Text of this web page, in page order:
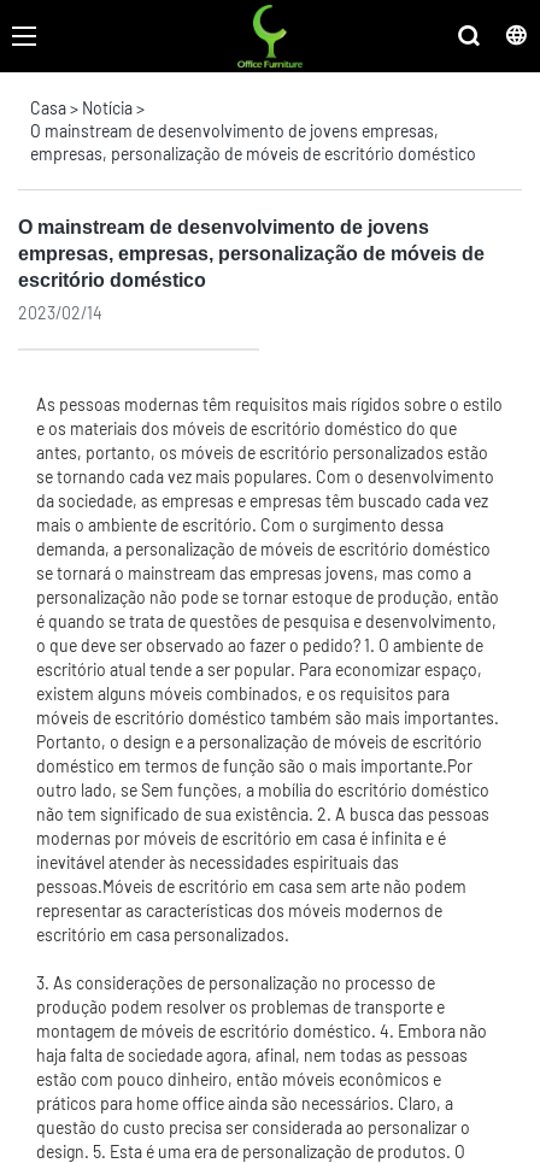
Casa> Notícia>
O mainstream de desenvolvimento de jovens empresas,
empresas, personalização de móveis de escritório doméstico
O mainstream de desenvolvimento de jovens
empresas, empresas, personalização de móveis de
escritório doméstico
2023/02/14
As pessoas modernas têm requisitos mais rígidos sobre o estilo
e os materiais dos móveis de escritório doméstico do que
antes, portanto, os móveis de escritório personalizados estão
se tornando cada vez mais populares. Com o desenvolvimento
da sociedade, as empresas e empresas têm buscado cada vez
mais o ambiente de escritório. Com o surgimento dessa
demanda, a personalização de móveis de escritório doméstico
se tornará o mainstream das empresas jovens, mas como a
personalização não pode se tornar estoque de produção, então
é quando se trata de questões de pesquisa e desenvolvimento,
o que deve ser observado ao fazer o pedido? 1. O ambiente de
escritório atual tende a ser popular. Para economizar espaço,
existem alguns móveis combinados, e os requisitos para
móveis de escritório doméstico também são mais importantes.
Portanto, o design e a personalização de móveis de escritório
doméstico em termos de função são o mais importante.Por
outro lado, se Sem funções, a mobília do escritório doméstico
não tem significado de sua existência. 2. A busca das pessoas
modernas por móveis de escritório em casa é infinita e é
inevitável atender às necessidades espirituais das
pessoas.Móveis de escritório em casa sem arte não podem
representar as características dos móveis modernos de
escritório em casa personalizados.
3. As considerações de personalização no processo de
produção podem resolver os problemas de transporte e
montagem de móveis de escritório doméstico. 4. Embora não
haja falta de sociedade agora, afinal, nem todas as pessoas
estão com pouco dinheiro, então móveis econômicos e
práticos para home office ainda são necessários. Claro, a
questão do custo precisa ser considerada ao personalizar o
design. 5. Esta é uma era de personalização de produtos. O